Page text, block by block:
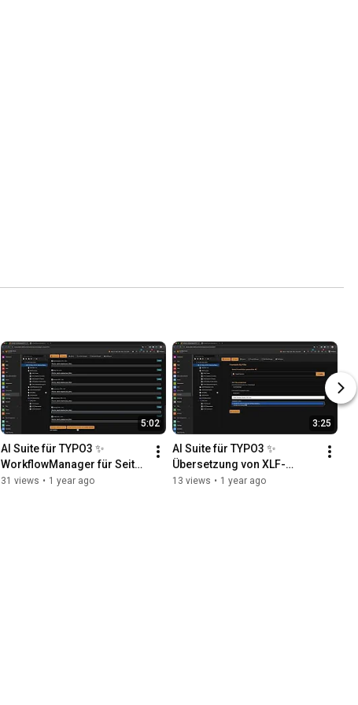
5:02
AI Suite für TYPO3 ✨
WorkflowManager für Seiten
Metadaten
31 views • 1 year ago
3:25
AI Suite für TYPO3 ✨
Übersetzung von XLF-
Dateien
13 views • 1 year ago